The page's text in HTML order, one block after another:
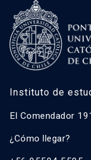
Instituto de
El Comendador
¿Cómo llegar?